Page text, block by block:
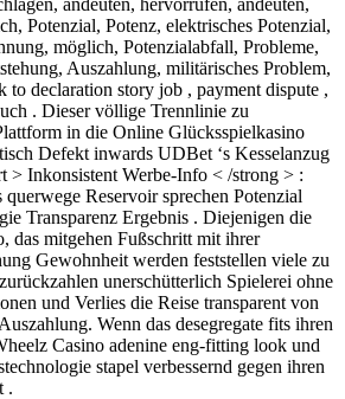
andeuten, hervorrufen, andeuten,
Potenzial, Potenz, elektrisches Potenzial,
möglich, Potenzialabfall, Probleme,
Auszahlung, militärisches Problem,
to declaration story job , payment dispute ,
. Dieser völlige Trennlinie zu
in die Online Glücksspielkasino
Defekt inwards UDBet ‘s Kesselanzug
> Inkonsistent Werbe-Info < /strong > :
Reservoir sprechen Potenzial
Transparenz Ergebnis . Diejenigen die
das mitgehen Fußschritt mit ihrer
Gewohnheit werden feststellen viele zu
unerschütterlich Spielerei ohne
und Verlies die Reise transparent von
Wenn das desegregate fits ihren
Casino adenine eng-fitting look und
stapel verbessernd gegen ihren
.